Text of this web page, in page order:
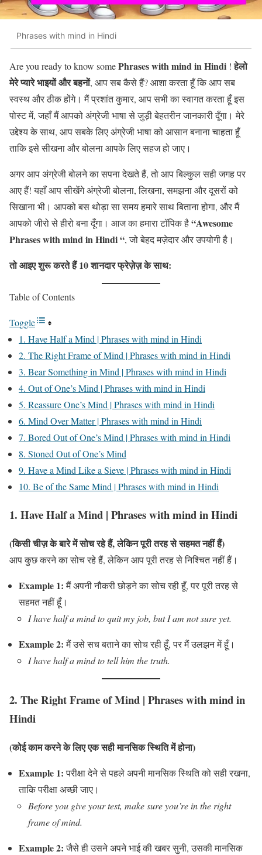
Phrases with mind in Hindi
Are you ready to know somePhrases with mind in Hindi !हेलो
मेरे प्यारे भाइयों और बहनों, आप सब कैसे हैं? आशा करता हूँ कि आप सब
स्वस्थ और ठीक होंगे। मैं प्रशांत कुमार, आप सभी का स्वागत करता हूँ इस
पोस्ट में, जहाँ मैं आपको अंग्रेजी भाषा से जुड़ी बेहतरीन जानकारी दूँगा। मेरे
उद्देश्य के साथ, आप सबके लिए अंग्रेजी भाषा को आसान बनाना चाहता हूँ
ताकि इसे सीखना और बोलना आपके लिए सहज हो जाए।
अगर आप अंग्रेजी बोलने का सपना देखते हैं, तो आप बिल्कुल सही जगह पर
आए हैं! यहाँ आप सीखेंगे अंग्रेजी बोलना, लिखना, समझना और दूसरों को
सिखाना भी। आपको बस थोड़ा सा समय हमारे साथ बिताना होगा, और मैं
आपको जीरो से हीरो बना दूँगा। आज का हमारा टॉपिक है“Awesome
Phrases with mind in Hindi “, जो बेहद मज़ेदार और उपयोगी है।
तो आइए शुरू करते हैं 10 शानदार फ्रेज़ेज़ के साथ:
Table of Contents
Toggle
1. Have Half a Mind | Phrases with mind in Hindi
2. The Right Frame of Mind | Phrases with mind in Hindi
3. Bear Something in Mind | Phrases with mind in Hindi
4. Out of One’s Mind | Phrases with mind in Hindi
5. Reassure One’s Mind | Phrases with mind in Hindi
6. Mind Over Matter | Phrases with mind in Hindi
7. Bored Out of One’s Mind | Phrases with mind in Hindi
8. Stoned Out of One’s Mind
9. Have a Mind Like a Sieve | Phrases with mind in Hindi
10. Be of the Same Mind | Phrases with mind in Hindi
1. Have Half a Mind | Phrases with mind in Hindi
(किसी चीज़ के बारे में सोच रहे हैं, लेकिन पूरी तरह से सहमत नहीं हैं)
आप कुछ करने का सोच रहे हैं, लेकिन आप पूरी तरह से निश्चित नहीं हैं।
Example 1:मैं अपनी नौकरी छोड़ने का सोच रही हूँ, पर पूरी तरह से
सहमत नहीं हूँ।
I have half a mind to quit my job, but I am not sure yet.
Example 2:मैं उसे सच बताने का सोच रही हूँ, पर मैं उलझन में हूँ।
I have half a mind to tell him the truth.
2. The Right Frame of Mind | Phrases with mind in
Hindi
(कोई काम करने के लिए एक सही मानसिक स्थिति में होना)
Example 1:परीक्षा देने से पहले अपनी मानसिक स्थिति को सही रखना,
ताकि परीक्षा अच्छी जाए।
Before you give your test, make sure you’re in the right
frame of mind.
Example 2:जैसे ही उसने अपने भाई की खबर सुनी, उसकी मानसिक